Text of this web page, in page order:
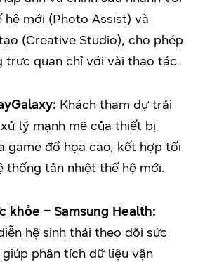
hệ mới (Photo Assist) và
(Creative Studio), cho phép
trực quan chỉ với vài thao tác.
Khách tham dự trải
lý mạnh mẽ của thiết bị
game đồ họa cao, kết hợp tối
thống tản nhiệt thế hệ mới.
khỏe – Samsung Health:
hệ sinh thái theo dõi sức
phân tích dữ liệu vận